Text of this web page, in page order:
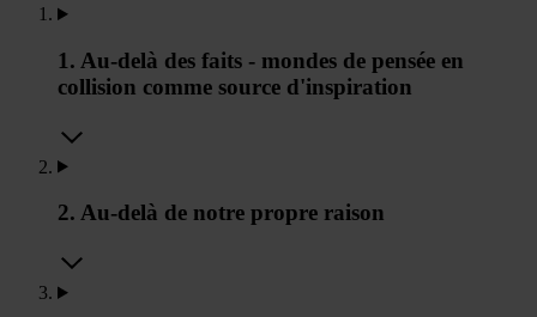
1. Au-delà des faits - mondes de pensée en
collision comme source d'inspiration
2. Au-delà de notre propre raison